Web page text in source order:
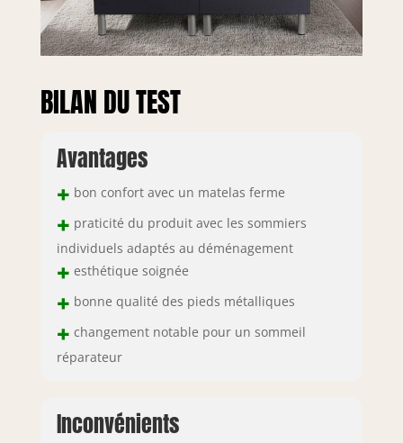
BILAN DU TEST
Avantages
+ bon confort avec un matelas ferme
+ praticité du produit avec les sommiers
individuels adaptés au déménagement
+ esthétique soignée
+ bonne qualité des pieds métalliques
+ changement notable pour un sommeil
réparateur
Inconvénients